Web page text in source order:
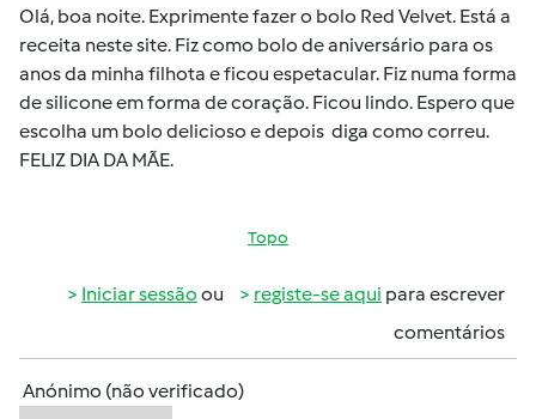
Olá, boa noite. Exprimente fazer o bolo Red Velvet. Está a
receita neste site. Fiz como bolo de aniversário para os
anos da minha filhota e ficou espetacular. Fiz numa forma
de silicone em forma de coração. Ficou lindo. Espero que
escolha um bolo delicioso e depois diga como correu.
FELIZ DIA DA MÃE.
Topo
Iniciar sessão ou registe-se aqui para escrever
comentários
Anónimo (não verificado)